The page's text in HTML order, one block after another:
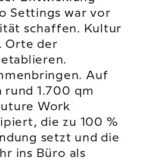
Settings war vor
schaffen. Kultur
Orte der
Auf
rund 1.700 qm
Work
die zu 100 %
setzt und die
ins Büro als